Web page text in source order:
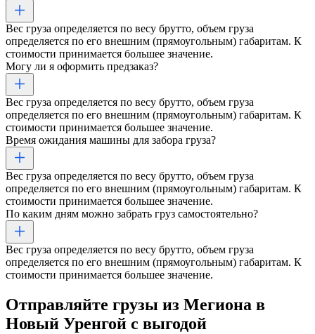
Вес груза определяется по весу брутто, объем груза
определяется по его внешним (прямоугольным) габаритам. К
стоимости принимается большее значение.
Могу ли я оформить предзаказ?
Вес груза определяется по весу брутто, объем груза
определяется по его внешним (прямоугольным) габаритам. К
стоимости принимается большее значение.
Время ожидания машины для забора груза?
Вес груза определяется по весу брутто, объем груза
определяется по его внешним (прямоугольным) габаритам. К
стоимости принимается большее значение.
По каким дням можно забрать груз самостоятельно?
Вес груза определяется по весу брутто, объем груза
определяется по его внешним (прямоугольным) габаритам. К
стоимости принимается большее значение.
Отправляйте грузы из Мегиона в
Новый Уренгой с выгодой